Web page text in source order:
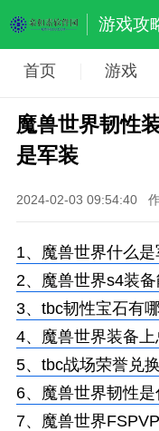
游戏攻
首页 游戏
魔兽世界韧性
是军装
2024-02-03 09:54:40
1、
魔兽世界什么是
2、
魔兽世界s4装
3、 tbc韧性宝石有
4、
魔兽世界装备
5、 tbc战场荣誉兑
6、
魔兽世界韧性
7、
魔兽世界